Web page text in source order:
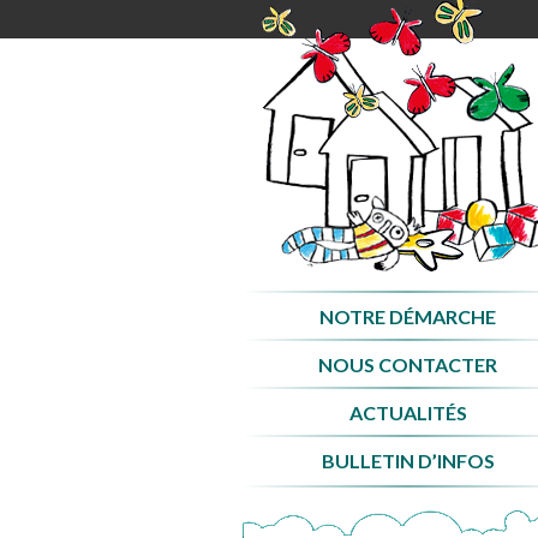
contenu
NOTRE DÉMARCHE
NOUS CONTACTER
ACTUALITÉS
BULLETIN D’INFOS